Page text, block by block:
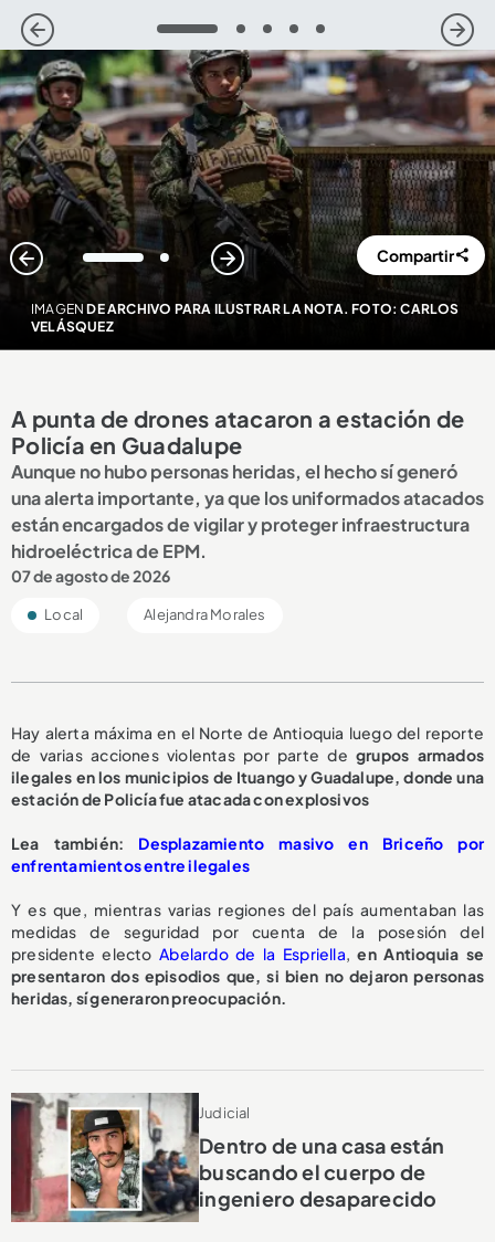
1 2 3 4 5
IMAGEN DE ARCHIVO PARA ILUSTRAR LA NOTA. FOTO: CARLOS
VELÁSQUEZ
1 2 Compartir
A punta de drones atacaron a estación de
Policía en Guadalupe
Aunque no hubo personas heridas, el hecho sí generó
una alerta importante, ya que los uniformados atacados
están encargados de vigilar y proteger infraestructura
hidroeléctrica de EPM.
07 de agosto de 2026
Local Alejandra Morales
Hay alerta máxima en el Norte de Antioquia luego del reporte
de varias acciones violentas por parte degrupos armados
ilegales en los municipios de Ituango y Guadalupe, donde una
estación de Policía fue atacada con explosivos
Lea también: Desplazamiento masivo en Briceño por
enfrentamientos entre ilegales
Y es que, mientras varias regiones del país aumentaban las
medidas de seguridad por cuenta de la posesión del
presidente electoAbelardo de la Espriella, en Antioquia se
presentaron dos episodios que, si bien no dejaron personas
heridas, sí generaron preocupación.
Judicial
Dentro de una casa están
buscando el cuerpo de
ingeniero desaparecido